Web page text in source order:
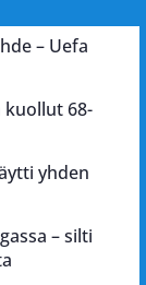
– Uefa
kuollut 68-
yhden
– silti